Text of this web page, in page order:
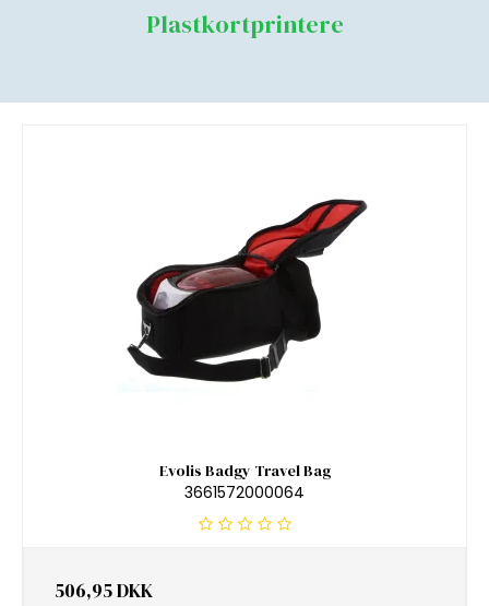
Plastkortprintere
Evolis Badgy Travel Bag
3661572000064
506,95 DKK